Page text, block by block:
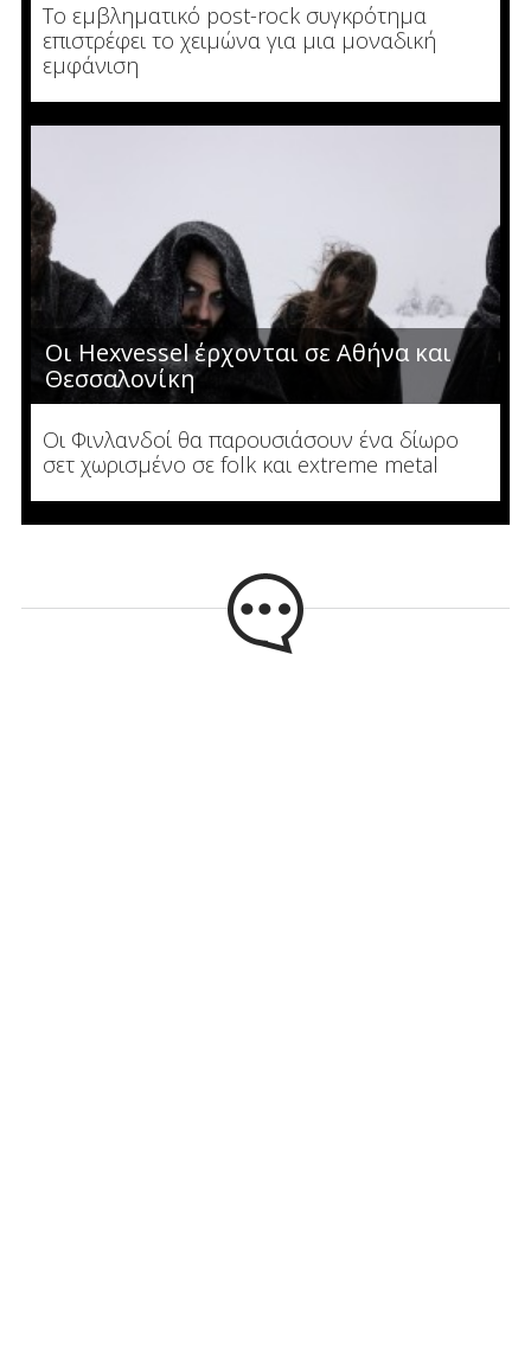
Το εμβληματικό post-rock συγκρότημα
επιστρέφει το χειμώνα για μια μοναδική
εμφάνιση
Οι Hexvessel έρχονται σε Αθήνα και
Θεσσαλονίκη
Οι Φινλανδοί θα παρουσιάσουν ένα δίωρο
σετ χωρισμένο σε folk και extreme metal